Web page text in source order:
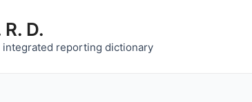
R. D.
integrated reporting dictionary